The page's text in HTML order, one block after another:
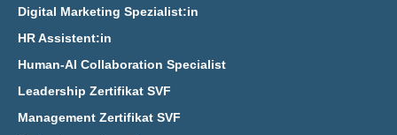
Digital Marketing Spezialist:in
HR Assistent:in
Human-AI Collaboration Specialist
Leadership Zertifikat SVF
Management Zertifikat SVF